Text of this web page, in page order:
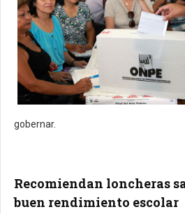
gobernar.
Recomiendan loncheras
buen rendimiento escolar